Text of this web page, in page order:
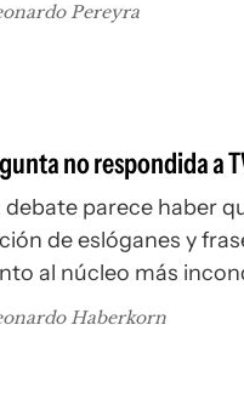
Pereyra
no respondida a
debate parece haber
de eslóganes y
al núcleo más
Y a veces ni siquiera
Haberkorn